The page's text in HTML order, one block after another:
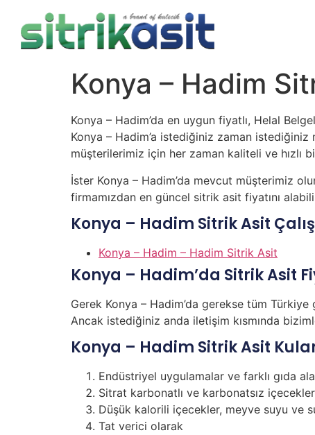
Konya – Hadim
Konya – Hadim’da en uygun fiyatlı, Helal
Konya – Hadim’a istediğiniz zaman
müşterilerimiz için her zaman kaliteli ve hızlı
İster Konya – Hadim’da mevcut müşterimiz
firmamızdan en güncel sitrik asit fiyatını
Konya – Hadim Sitrik Asit
Konya – Hadim – Hadim Sitrik Asit
Konya – Hadim’da Sitrik Asit
Gerek Konya – Hadim’da gerekse tüm
Ancak istediğiniz anda iletişim kısmında
Konya – Hadim Sitrik Asit
Endüstriyel uygulamalar ve farklı gıda
Sitrat karbonatlı ve karbonatsız
Düşük kalorili içecekler, meyve suyu ve
Tat verici olarak